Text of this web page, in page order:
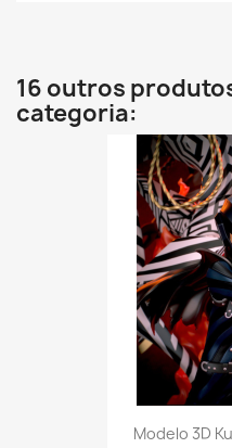
16 outros
categoria:
Modelo 3D